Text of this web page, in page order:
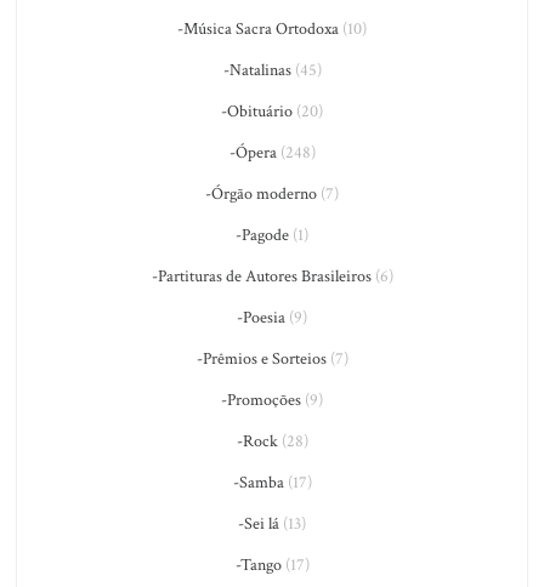
-Música Sacra Ortodoxa (10)
-Natalinas(45)
-Obituário (20)
-Ópera(248)
-Órgão moderno (7)
-Pagode (1)
-Partituras de Autores Brasileiros(6)
-Poesia (9)
-Prêmios e Sorteios(7)
-Promoções (9)
-Rock(28)
-Samba(17)
-Sei lá (13)
-Tango(17)